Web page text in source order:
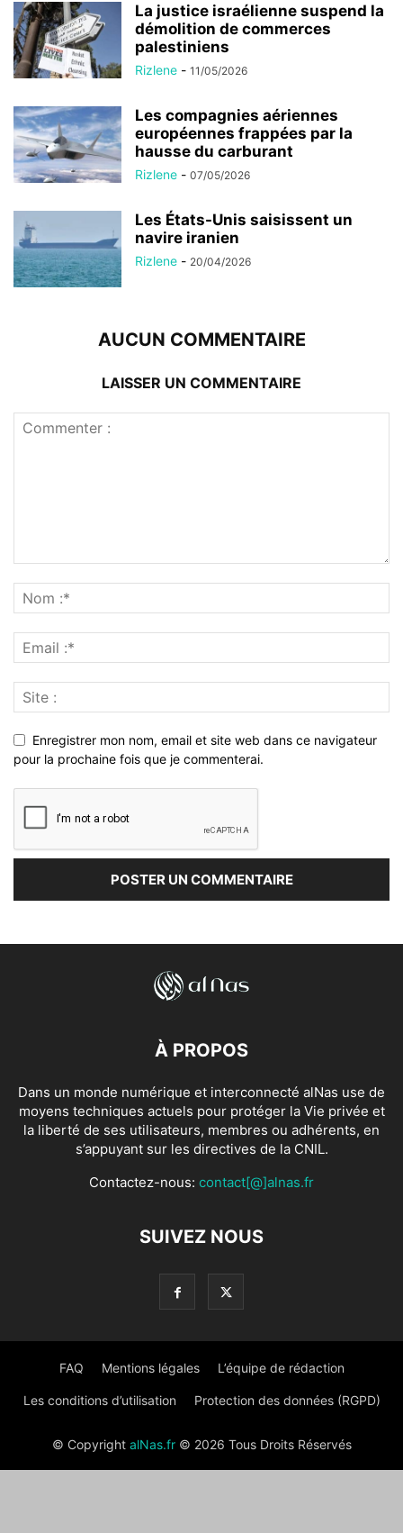
La justice israélienne suspend la
démolition de commerces
palestiniens
Rizlene - 11/05/2026
Les compagnies aériennes
européennes frappées par la
hausse du carburant
Rizlene - 07/05/2026
Les États-Unis saisissent un
navire iranien
Rizlene - 20/04/2026
AUCUN COMMENTAIRE
LAISSER UN COMMENTAIRE
Enregistrer mon nom, email et site web dans ce navigateur
pour la prochaine fois que je commenterai.
À PROPOS
Dans un monde numérique et interconnecté alNas use de
moyens techniques actuels pour protéger la Vie privée et
la liberté de ses utilisateurs, membres ou adhérents, en
s’appuyant sur les directives de la CNIL.
Contactez-nous: contact[@]alnas.fr
SUIVEZ NOUS
FAQ Mentions légales L’équipe de rédaction
Les conditions d’utilisation Protection des données (RGPD)
© Copyright alNas.fr© 2026 Tous Droits Réservés